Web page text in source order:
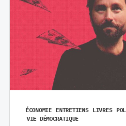
ÉCONOMIE ENTRETIENS LIVRES
VIE DÉMOCRATIQUE